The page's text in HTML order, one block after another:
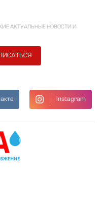
АКТУАЛЬНЫЕ НОВОСТИ И
Instagram